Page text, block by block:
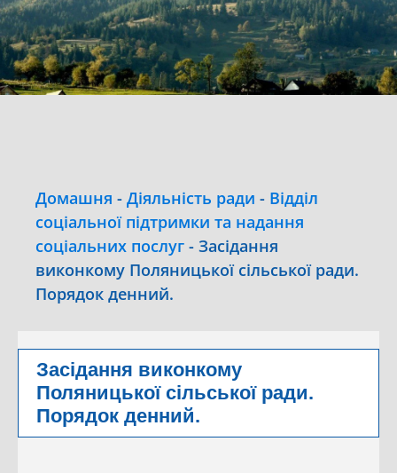
Домашня - Діяльність ради - Відділ
соціальної підтримки та надання
соціальних послуг - Засідання
виконкому Поляницької сільської ради.
Порядок денний.
Засідання виконкому
Поляницької сільської ради.
Порядок денний.